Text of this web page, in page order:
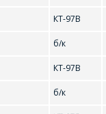
КТ-97В
б/к
КТ-97В
б/к